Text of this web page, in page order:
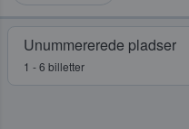
Unummererede pladser
1 - 6 billetter